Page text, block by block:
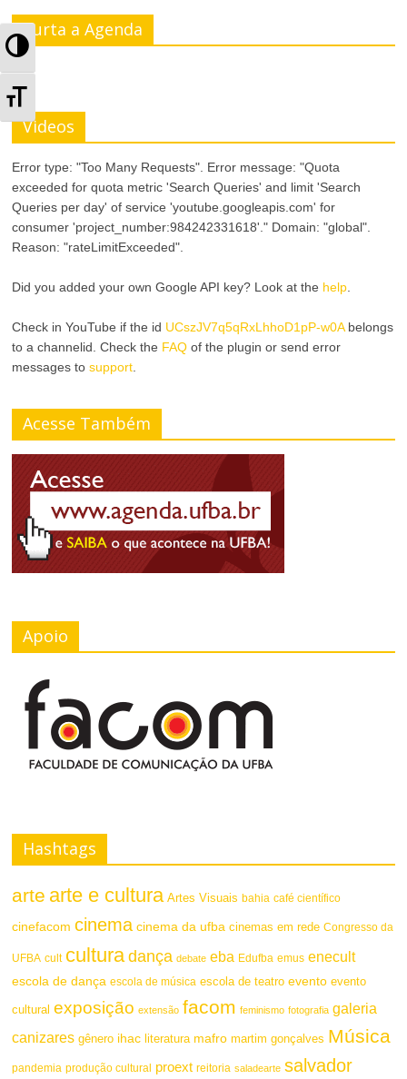
A
t
e
r
n
A
t
o
o
r
A
e
r
n
r
m
n
h
e
Curta a Agenda
Videos
Error type: "Too Many Requests". Error message: "Quota
exceeded for quota metric 'Search Queries' and limit 'Search
Queries per day' of service 'youtube.googleapis.com' for
consumer 'project_number:984242331618'." Domain: "global".
Reason: "rateLimitExceeded".
Did you added your own Google API key? Look at the help
Check in YouTube if the id UCszJV7q5qRxLhhoD1pP-w0Abelongs
to a channelid. Check the FAQ of the plugin or send error
messages tosupport
Acesse Também
Apoio
Hashtags
arte arte e cultura Artes Visuais bahia café científico
cinefacom cinema cinema da ufba cinemas em rede Congresso da
UFBA cult cultura dança debate eba Edufba emus enecult
escola de dança escola de música escola de teatro evento evento
cultural exposição extensão facom feminismo fotografia galeria
canizares gênero ihac literatura mafro martim gonçalves Música
pandemia produção cultural proext reitoria saladearte salvador